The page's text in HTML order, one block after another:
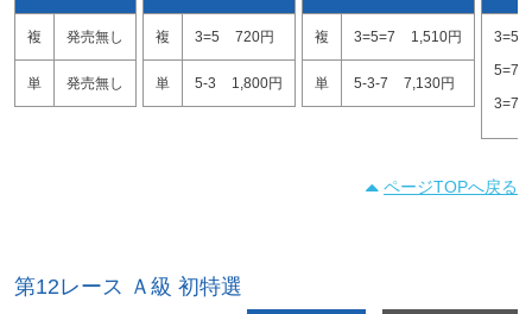
複 発売無し
単 発売無し
複 3=5 720円
単 5-3 1,800円
複 3=5=7 1,510円
単 5-3-7 7,130円
3=5
5=7
3=7
ページTOPへ戻る
第12レース Ａ級 初特選